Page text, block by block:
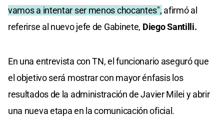
vamos a intentar ser menos chocantes", afirmó al
referirse al nuevo jefe de Gabinete, Diego Santilli.
En una entrevista con TN, el funcionario aseguró que
el objetivo será mostrar con mayor énfasis los
resultados de la administración de Javier Milei y abrir
una nueva etapa en la comunicación oficial.